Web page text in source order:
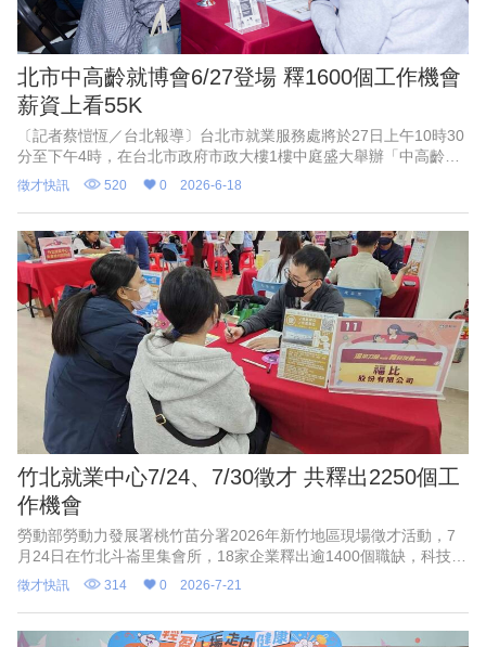
北市中高齡就博會6/27登場 釋1600個工作機會
薪資上看55K
〔記者蔡愷恆／台北報導〕台北市就業服務處將於27日上午10時30
分至下午4時，在台北市政府市政大樓1樓中庭盛大舉辦「中高齡友
善企業聯合就業博覽會」。就服處表示，本次參與企業都是近三年
獲得中高齡友善認證
徵才快訊 520 0 2026-6-18
竹北就業中心7/24、7/30徵才 共釋出2250個工
作機會
勞動部勞動力發展署桃竹苗分署2026年新竹地區現場徵才活動，7
月24日在竹北斗崙里集會所，18家企業釋出逾1400個職缺，科技業
工程師薪資最高8萬元；7月30日在湖口新竹工業園區聯合服務中心
辦理徵才，
徵才快訊 314 0 2026-7-21